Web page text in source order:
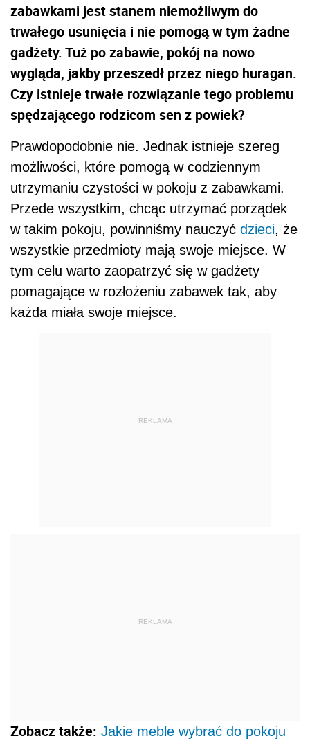
zabawkami jest stanem niemożliwym do
trwałego usunięcia i nie pomogą w tym żadne
gadżety. Tuż po zabawie, pokój na nowo
wygląda, jakby przeszedł przez niego huragan.
Czy istnieje trwałe rozwiązanie tego problemu
spędzającego rodzicom sen z powiek?
Prawdopodobnie nie. Jednak istnieje szereg
możliwości, które pomogą w codziennym
utrzymaniu czystości w pokoju z zabawkami.
Przede wszystkim, chcąc utrzymać porządek
w takim pokoju, powinniśmy nauczyć dzieci, że
wszystkie przedmioty mają swoje miejsce. W
tym celu warto zaopatrzyć się w gadżety
pomagające w rozłożeniu zabawek tak, aby
każda miała swoje miejsce.
REKLAMA
REKLAMA
Zobacz także: Jakie meble wybrać do pokoju